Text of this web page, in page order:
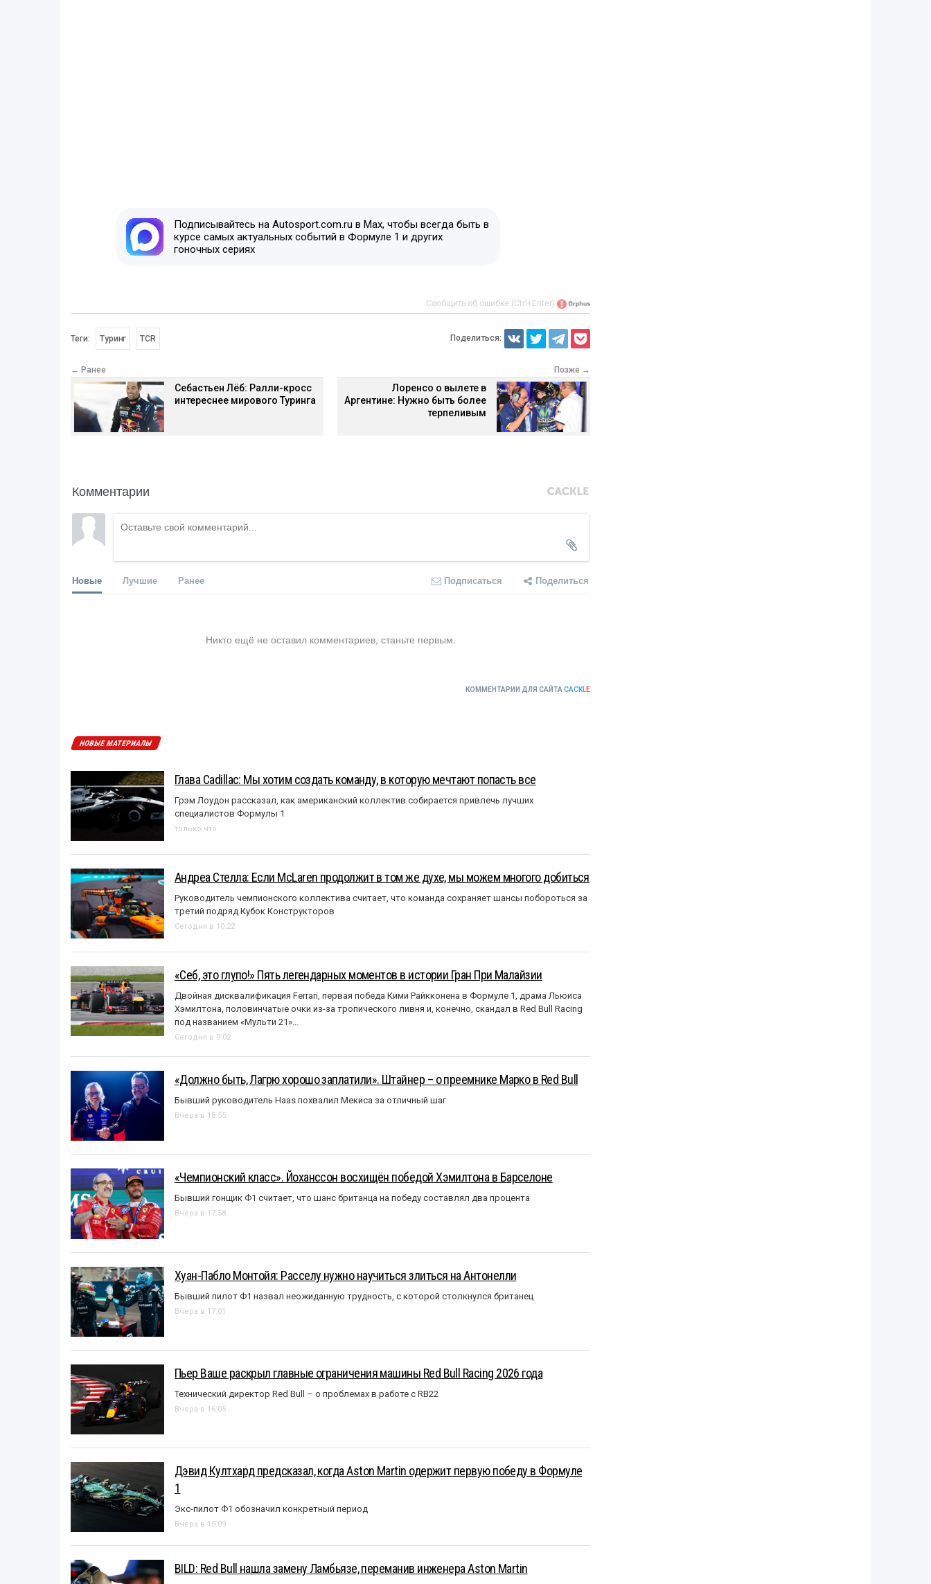
Подписывайтесь на Autosport.com.ru в Max, чтобы всегда быть в
курсе самых актуальных событий в Формуле 1 и других
гоночных сериях
Сообщить об ошибке (Ctrl+Enter)
Теги: Туринг TCR Поделиться:
← Ранее
Себастьен Лёб: Ралли-кросс
интереснее мирового Туринга
Позже →
Лоренсо о вылете в
Аргентине: Нужно быть более
терпеливым
Комментарии
Новые Лучшие Ранее Подписаться Поделиться
Никто ещё не оставил комментариев, станьте первым.
КОММЕНТАРИИ ДЛЯ САЙТА CACKLE
НОВЫЕ МАТЕРИАЛЫ
Глава Cadillac: Мы хотим создать команду, в которую мечтают попасть все
Грэм Лоудон рассказал, как американский коллектив собирается привлечь лучших
специалистов Формулы 1
только что
Андреа Стелла: Если McLaren продолжит в том же духе, мы можем многого добиться
Руководитель чемпионского коллектива считает, что команда сохраняет шансы побороться за
третий подряд Кубок Конструкторов
Сегодня в 10:22
«Себ, это глупо!» Пять легендарных моментов в истории Гран При Малайзии
Двойная дисквалификация Ferrari, первая победа Кими Райкконена в Формуле 1, драма Льюиса
Хэмилтона, половинчатые очки из-за тропического ливня и, конечно, скандал в Red Bull Racing
под названием «Mульти 21»…
Сегодня в 9:02
«Должно быть, Лагрю хорошо заплатили». Штайнер – о преемнике Марко в Red Bull
Бывший руководитель Haas похвалил Мекиса за отличный шаг
Вчера в 18:55
«Чемпионский класс». Йоханссон восхищён победой Хэмилтона в Барселоне
Бывший гонщик Ф1 считает, что шанс британца на победу составлял два процента
Вчера в 17:58
Хуан-Пабло Монтойя: Расселу нужно научиться злиться на Антонелли
Бывший пилот Ф1 назвал неожиданную трудность, с которой столкнулся британец
Вчера в 17:01
Пьер Ваше раскрыл главные ограничения машины Red Bull Racing 2026 года
Технический директор Red Bull – о проблемах в работе с RB22
Вчера в 16:05
Дэвид Култхард предсказал, когда Aston Martin одержит первую победу в Формуле
1
Экс-пилот Ф1 обозначил конкретный период
Вчера в 15:09
BILD: Red Bull нашла замену Ламбьязе, переманив инженера Aston Martin